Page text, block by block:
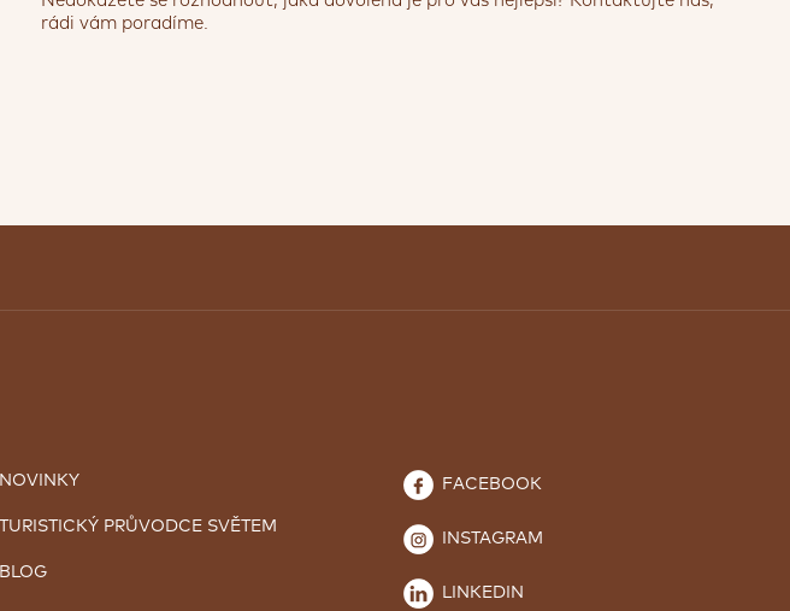
rádi vám poradíme.
NOVINKY
TURISTICKÝ PRŮVODCE SVĚTEM
BLOG
FACEBOOK
INSTAGRAM
LINKEDIN